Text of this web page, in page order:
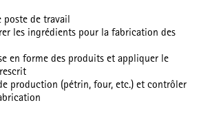
poste de travail
les ingrédients pour la fabrication des
en forme des produits et appliquer le
production (pétrin, four, etc.) et contrôler